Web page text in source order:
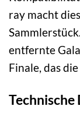
ray macht
entfernte
Finale, das